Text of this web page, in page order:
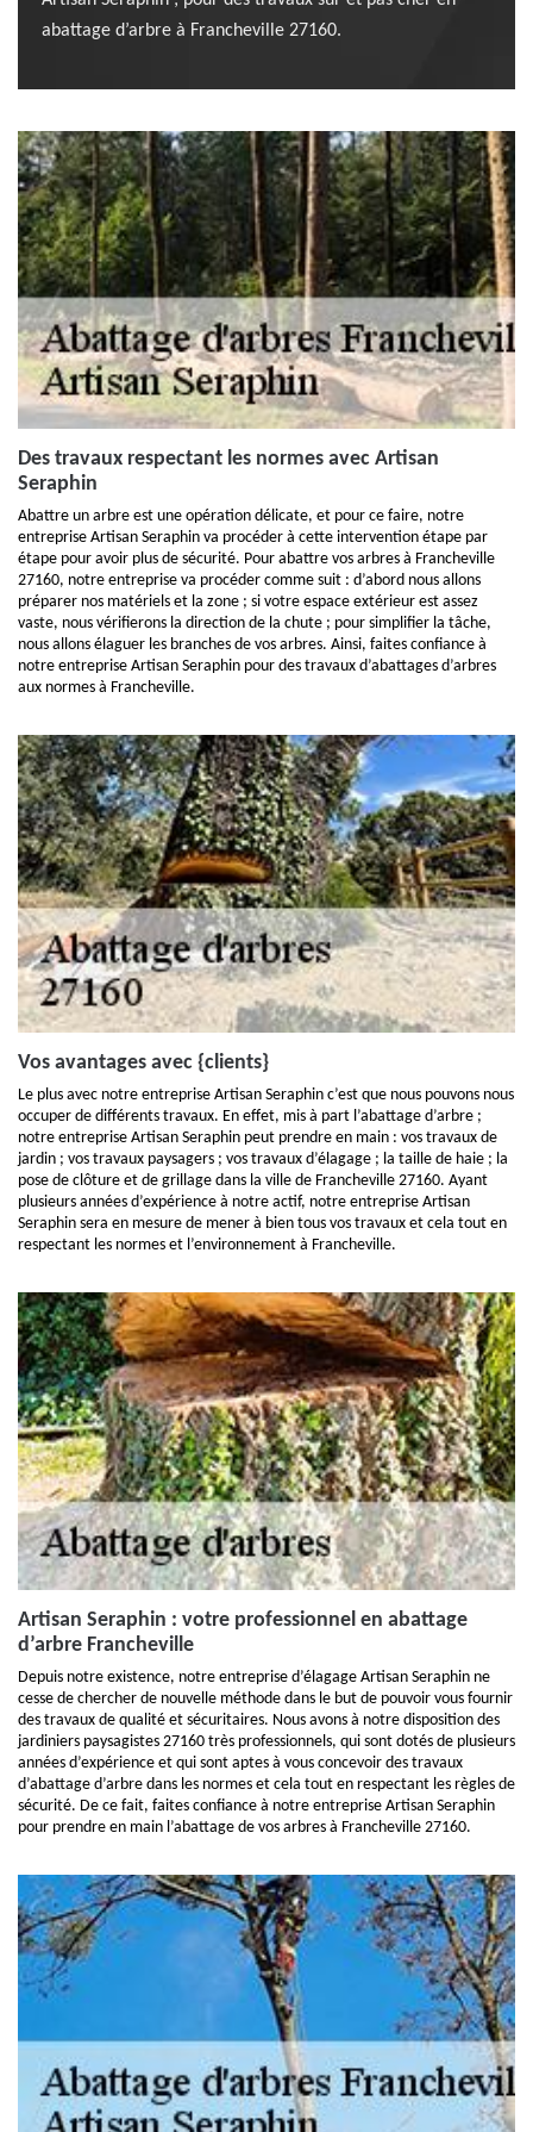
abattage d’arbre à Francheville 27160.
Des travaux respectant les normes avec Artisan
Seraphin
Abattre un arbre est une opération délicate, et pour ce faire, notre
entreprise Artisan Seraphin va procéder à cette intervention étape par
étape pour avoir plus de sécurité. Pour abattre vos arbres à Francheville
27160, notre entreprise va procéder comme suit : d’abord nous allons
préparer nos matériels et la zone ; si votre espace extérieur est assez
vaste, nous vérifierons la direction de la chute ; pour simplifier la tâche,
nous allons élaguer les branches de vos arbres. Ainsi, faites confiance à
notre entreprise Artisan Seraphin pour des travaux d’abattages d’arbres
aux normes à Francheville.
Vos avantages avec {clients}
Le plus avec notre entreprise Artisan Seraphin c’est que nous pouvons nous
occuper de différents travaux. En effet, mis à part l’abattage d’arbre ;
notre entreprise Artisan Seraphin peut prendre en main : vos travaux de
jardin ; vos travaux paysagers ; vos travaux d’élagage ; la taille de haie ; la
pose de clôture et de grillage dans la ville de Francheville 27160. Ayant
plusieurs années d’expérience à notre actif, notre entreprise Artisan
Seraphin sera en mesure de mener à bien tous vos travaux et cela tout en
respectant les normes et l’environnement à Francheville.
Artisan Seraphin : votre professionnel en abattage
d’arbre Francheville
Depuis notre existence, notre entreprise d’élagage Artisan Seraphin ne
cesse de chercher de nouvelle méthode dans le but de pouvoir vous fournir
des travaux de qualité et sécuritaires. Nous avons à notre disposition des
jardiniers paysagistes 27160 très professionnels, qui sont dotés de plusieurs
années d’expérience et qui sont aptes à vous concevoir des travaux
d’abattage d’arbre dans les normes et cela tout en respectant les règles de
sécurité. De ce fait, faites confiance à notre entreprise Artisan Seraphin
pour prendre en main l’abattage de vos arbres à Francheville 27160.